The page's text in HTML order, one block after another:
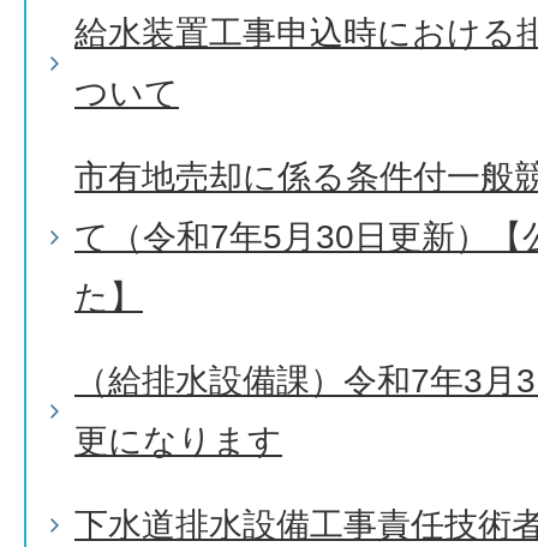
給水装置工事申込時における
ついて
市有地売却に係る条件付一般
て（令和7年5月30日更新）【
た】
（給排水設備課）令和7年3
更になります
下水道排水設備工事責任技術